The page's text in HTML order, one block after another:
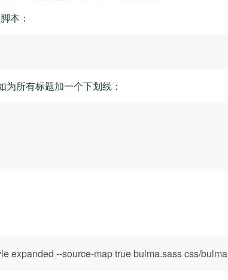
本：
所有标题加一个下划线：
expanded --source-map true bulma.sass css/